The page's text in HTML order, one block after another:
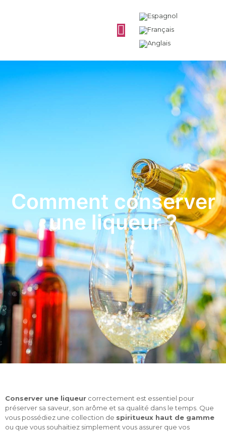
Comment conserver
une liqueur ?
Conserver une liqueur correctement est essentiel pour
préserver sa saveur, son arôme et sa qualité dans le temps. Que
vous possédiez une collection de spiritueux haut de gamme
ou que vous souhaitiez simplement vous assurer que vos